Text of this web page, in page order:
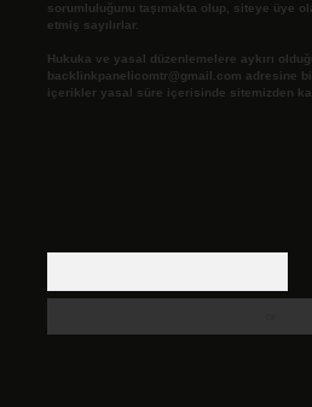
sorumluluğunu taşımakta olup, siteye üye
etmiş sayılırlar.
Hukuka ve yasal düzenlemelere aykırı
backlinkpanelicomtr@gmail.com adresine
içerikler yasal süre içerisinde sitemizden